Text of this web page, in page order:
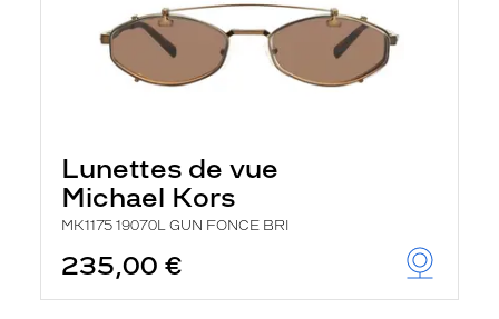
Lunettes de vue
Michael Kors
MK1175 19070L GUN FONCE BRI
235,00 €